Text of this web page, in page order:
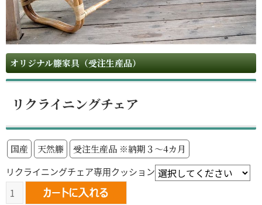
オリジナル籐家具（受注生産品）
リクライニングチェア
国産 天然籐
受注生産品 ※納期３～4カ月
リクライニングチェア専用クッション